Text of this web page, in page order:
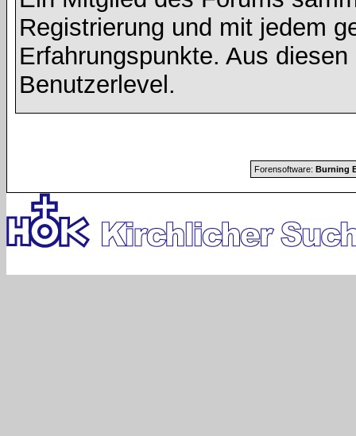
Registrierung und mit jedem
Erfahrungspunkte. Aus
Benutzerlevel.
Forensoftware: Burning